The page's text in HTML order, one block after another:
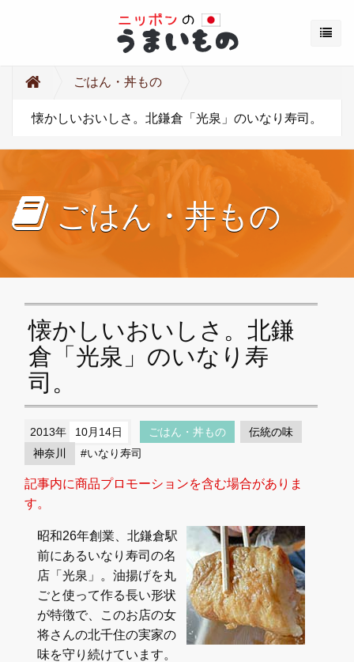
ごはん・丼もの
懐かしいおいしさ。北鎌倉「光泉」のいなり寿司。
ごはん・丼もの
懐かしいおいしさ。北鎌
倉「光泉」のいなり寿
司。
2013年 10月14日 ごはん・丼もの
伝統の味
神奈川
#いなり寿司
記事内に商品プロモーションを含む場合がありま
す。
昭和26年創業、北鎌倉駅
前にあるいなり寿司の名
店「光泉」。油揚げを丸
ごと使って作る長い形状
が特徴で、このお店の女
将さんの北千住の実家の
味を守り続けています。